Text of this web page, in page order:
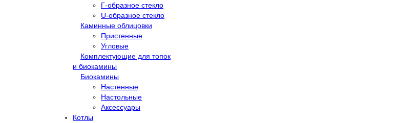
Г-образное стекло
U-образное стекло
Каминные облицовки
Пристенные
Угловые
Комплектующие для топок
и биокамины
Биокамины
Настенные
Настольные
Аксессуары
Котлы